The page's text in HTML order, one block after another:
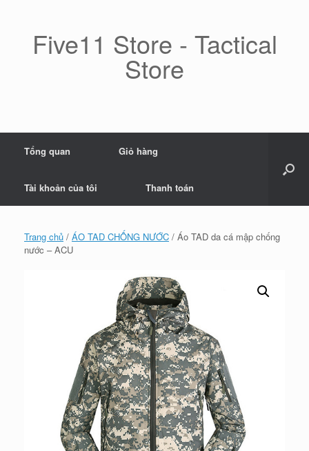
Five11 Store - Tactical
Store
Tổng quan Giỏ hàng
Tài khoản của tôi Thanh toán
Trang chủ / ÁO TAD CHỐNG NƯỚC / Áo TAD da cá mập chống
nước – ACU